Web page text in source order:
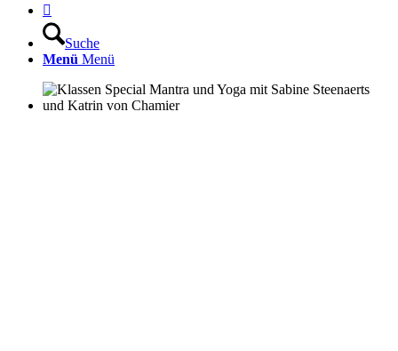

Suche
Menü Menü